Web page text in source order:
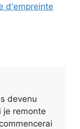
d'empreinte
devenu
je remonte